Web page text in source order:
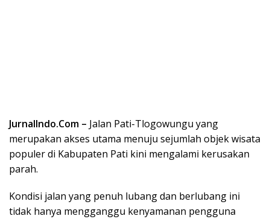
JurnalIndo.Com – Jalan Pati-Tlogowungu yang
merupakan akses utama menuju sejumlah objek wisata
populer di Kabupaten Pati kini mengalami kerusakan
parah.
Kondisi jalan yang penuh lubang dan berlubang ini
tidak hanya mengganggu kenyamanan pengguna